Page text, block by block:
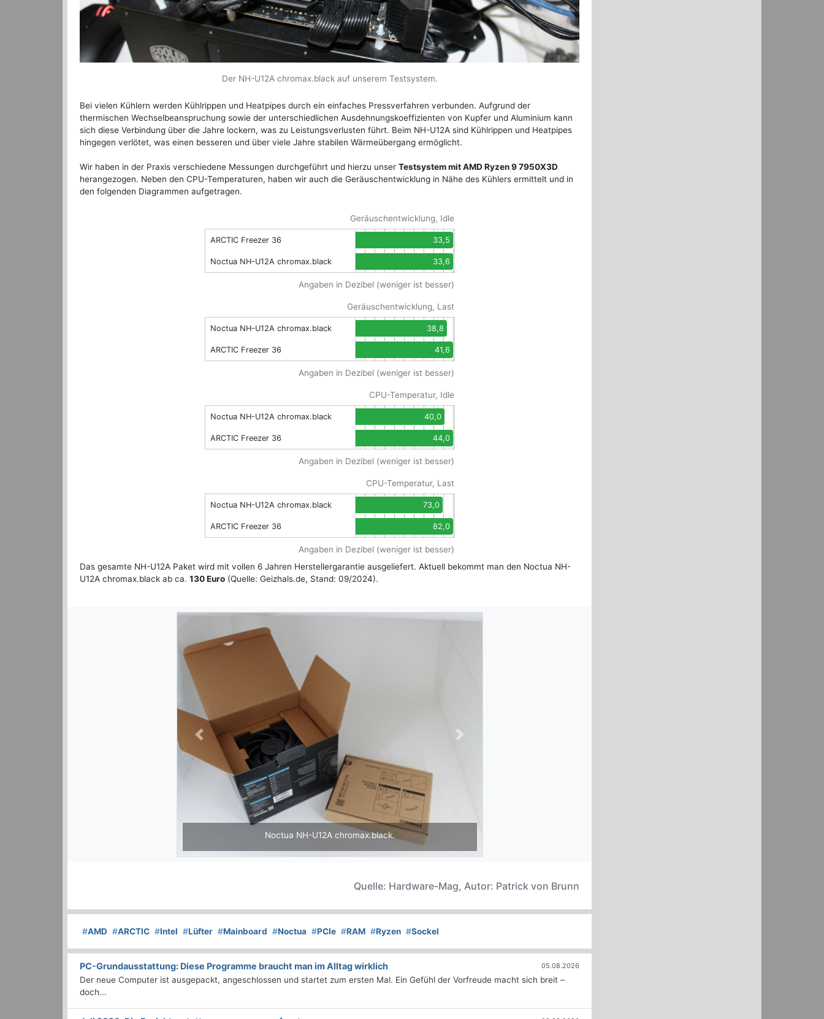
Der NH-U12A chromax.black auf unserem Testsystem.
Bei vielen Kühlern werden Kühlrippen und Heatpipes durch ein einfaches Pressverfahren verbunden. Aufgrund der
thermischen Wechselbeanspruchung sowie der unterschiedlichen Ausdehnungskoeffizienten von Kupfer und Aluminium kann
sich diese Verbindung über die Jahre lockern, was zu Leistungsverlusten führt. Beim NH-U12A sind Kühlrippen und Heatpipes
hingegen verlötet, was einen besseren und über viele Jahre stabilen Wärmeübergang ermöglicht.
Wir haben in der Praxis verschiedene Messungen durchgeführt und hierzu unser Testsystem mit AMD Ryzen 9 7950X3D
herangezogen. Neben den CPU-Temperaturen, haben wir auch die Geräuschentwicklung in Nähe des Kühlers ermittelt und in
den folgenden Diagrammen aufgetragen.
Geräuschentwicklung, Idle
ARCTIC Freezer 36 33,5
Noctua NH-U12A chromax.black 33,6
Angaben in Dezibel (weniger ist besser)
Geräuschentwicklung, Last
Noctua NH-U12A chromax.black 38,8
ARCTIC Freezer 36 41,6
Angaben in Dezibel (weniger ist besser)
CPU-Temperatur, Idle
Noctua NH-U12A chromax.black 40,0
ARCTIC Freezer 36 44,0
Angaben in Dezibel (weniger ist besser)
CPU-Temperatur, Last
Noctua NH-U12A chromax.black 73,0
ARCTIC Freezer 36 82,0
Angaben in Dezibel (weniger ist besser)
Das gesamte NH-U12A Paket wird mit vollen 6 Jahren Herstellergarantie ausgeliefert. Aktuell bekommt man den Noctua NH-
U12A chromax.black ab ca. 130 Euro (Quelle: Geizhals.de, Stand: 09/2024).
Noctua NH-U12A chromax.black.
Previous Next
Quelle: Hardware-Mag, Autor: Patrick von Brunn
#AMD #ARCTIC #Intel #Lüfter #Mainboard #Noctua #PCIe #RAM #Ryzen #Sockel
PC-Grundausstattung: Diese Programme braucht man im Alltag wirklich 05.08.2026
Der neue Computer ist ausgepackt, angeschlossen und startet zum ersten Mal. Ein Gefühl der Vorfreude macht sich breit –
doch...